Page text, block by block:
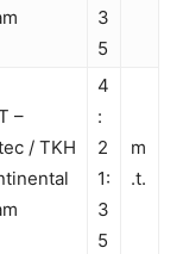
3
5
–
/ TKH
4
:
2
1:
3
5
m
.t.